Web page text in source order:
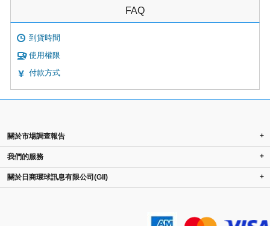
FAQ
到貨時間
使用權限
付款方式
關於市場調查報告 +
我們的服務 +
關於日商環球訊息有限公司(GII) +